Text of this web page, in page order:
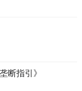
断指引》